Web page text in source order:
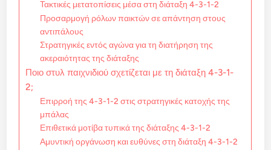
Τακτικές μετατοπίσεις μέσα στη διάταξη 4-3-1-2
Προσαρμογή ρόλων παικτών σε απάντηση στους
αντιπάλους
Στρατηγικές εντός αγώνα για τη διατήρηση της
ακεραιότητας της διάταξης
Ποιο στυλ παιχνιδιού σχετίζεται με τη διάταξη 4-3-1-
2;
Επιρροή της 4-3-1-2 στις στρατηγικές κατοχής της
μπάλας
Επιθετικά μοτίβα τυπικά της διάταξης 4-3-1-2
Αμυντική οργάνωση και ευθύνες στη διάταξη 4-3-1-2